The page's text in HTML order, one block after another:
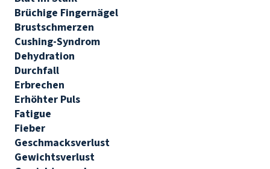
Brüchige Fingernägel
Brustschmerzen
Cushing-Syndrom
Dehydration
Durchfall
Erbrechen
Erhöhter Puls
Fatigue
Fieber
Geschmacksverlust
Gewichtsverlust